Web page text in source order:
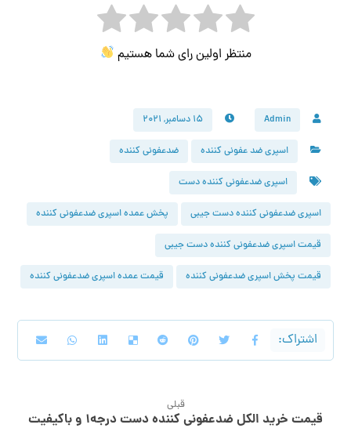
منتظر اولین رای شما هستیم
Admin ۱۵ دسامبر, ۲۰۲۱
اسپری ضد عفونی کننده ضدعفونی کننده
اسپری ضدعفونی کننده دست
اسپری ضدعفونی کننده دست جیبی پخش عمده اسپری ضدعفونی کننده
قیمت اسپری ضدعفونی کننده دست جیبی
قیمت پخش اسپری ضدعفونی کننده قیمت عمده اسپری ضدعفونی کننده
قبلی
قیمت خرید الکل ضدعفونی کننده دست درجه۱ و باکیفیت